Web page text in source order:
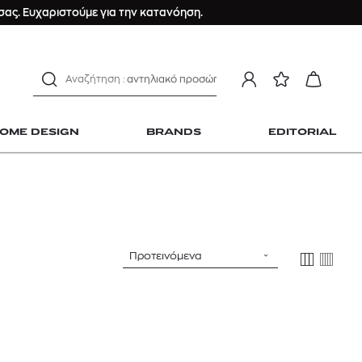
Ευχαριστούμε για την κατανόηση.
DESIGN BRANDS EDITORIAL
ανδρικο t-shirt
αντηλιακό προσώπου
Dior sauvage
Προτεινόμενα